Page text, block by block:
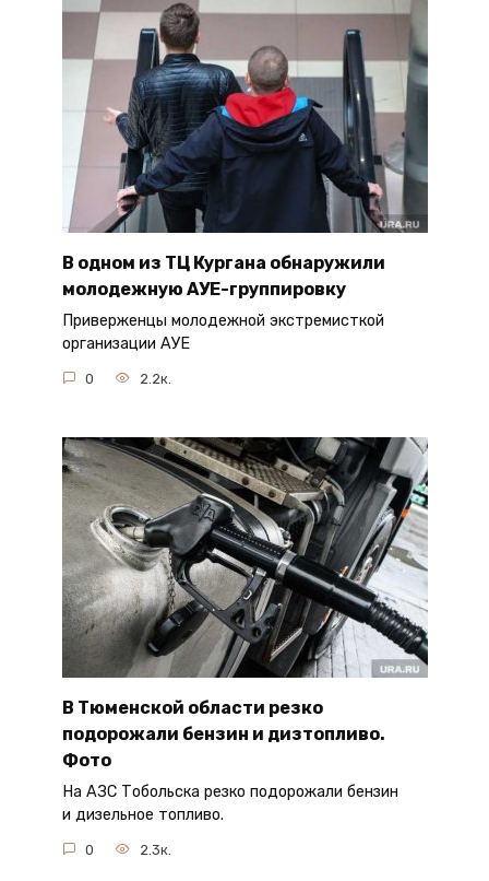
В одном из ТЦ Кургана обнаружили
молодежную АУЕ-группировку
Приверженцы молодежной экстремисткой
организации АУЕ
0 2.2к.
В Тюменской области резко
подорожали бензин и дизтопливо.
Фото
На АЗС Тобольска резко подорожали бензин
и дизельное топливо.
0 2.3к.